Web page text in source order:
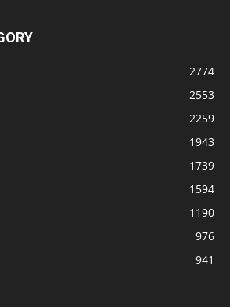
2774
2553
2259
1943
1739
1594
1190
976
941